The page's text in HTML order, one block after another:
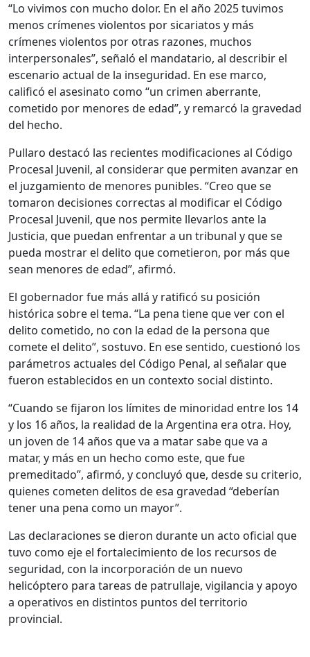
“Lo vivimos con mucho dolor. En el año 2025 tuvimos
menos crímenes violentos por sicariatos y más
crímenes violentos por otras razones, muchos
interpersonales”, señaló el mandatario, al describir el
escenario actual de la inseguridad. En ese marco,
calificó el asesinato como “un crimen aberrante,
cometido por menores de edad”, y remarcó la gravedad
del hecho.
Pullaro destacó las recientes modificaciones al Código
Procesal Juvenil, al considerar que permiten avanzar en
el juzgamiento de menores punibles. “Creo que se
tomaron decisiones correctas al modificar el Código
Procesal Juvenil, que nos permite llevarlos ante la
Justicia, que puedan enfrentar a un tribunal y que se
pueda mostrar el delito que cometieron, por más que
sean menores de edad”, afirmó.
El gobernador fue más allá y ratificó su posición
histórica sobre el tema. “La pena tiene que ver con el
delito cometido, no con la edad de la persona que
comete el delito”, sostuvo. En ese sentido, cuestionó los
parámetros actuales del Código Penal, al señalar que
fueron establecidos en un contexto social distinto.
“Cuando se fijaron los límites de minoridad entre los 14
y los 16 años, la realidad de la Argentina era otra. Hoy,
un joven de 14 años que va a matar sabe que va a
matar, y más en un hecho como este, que fue
premeditado”, afirmó, y concluyó que, desde su criterio,
quienes cometen delitos de esa gravedad “deberían
tener una pena como un mayor”.
Las declaraciones se dieron durante un acto oficial que
tuvo como eje el fortalecimiento de los recursos de
seguridad, con la incorporación de un nuevo
helicóptero para tareas de patrullaje, vigilancia y apoyo
a operativos en distintos puntos del territorio
provincial.